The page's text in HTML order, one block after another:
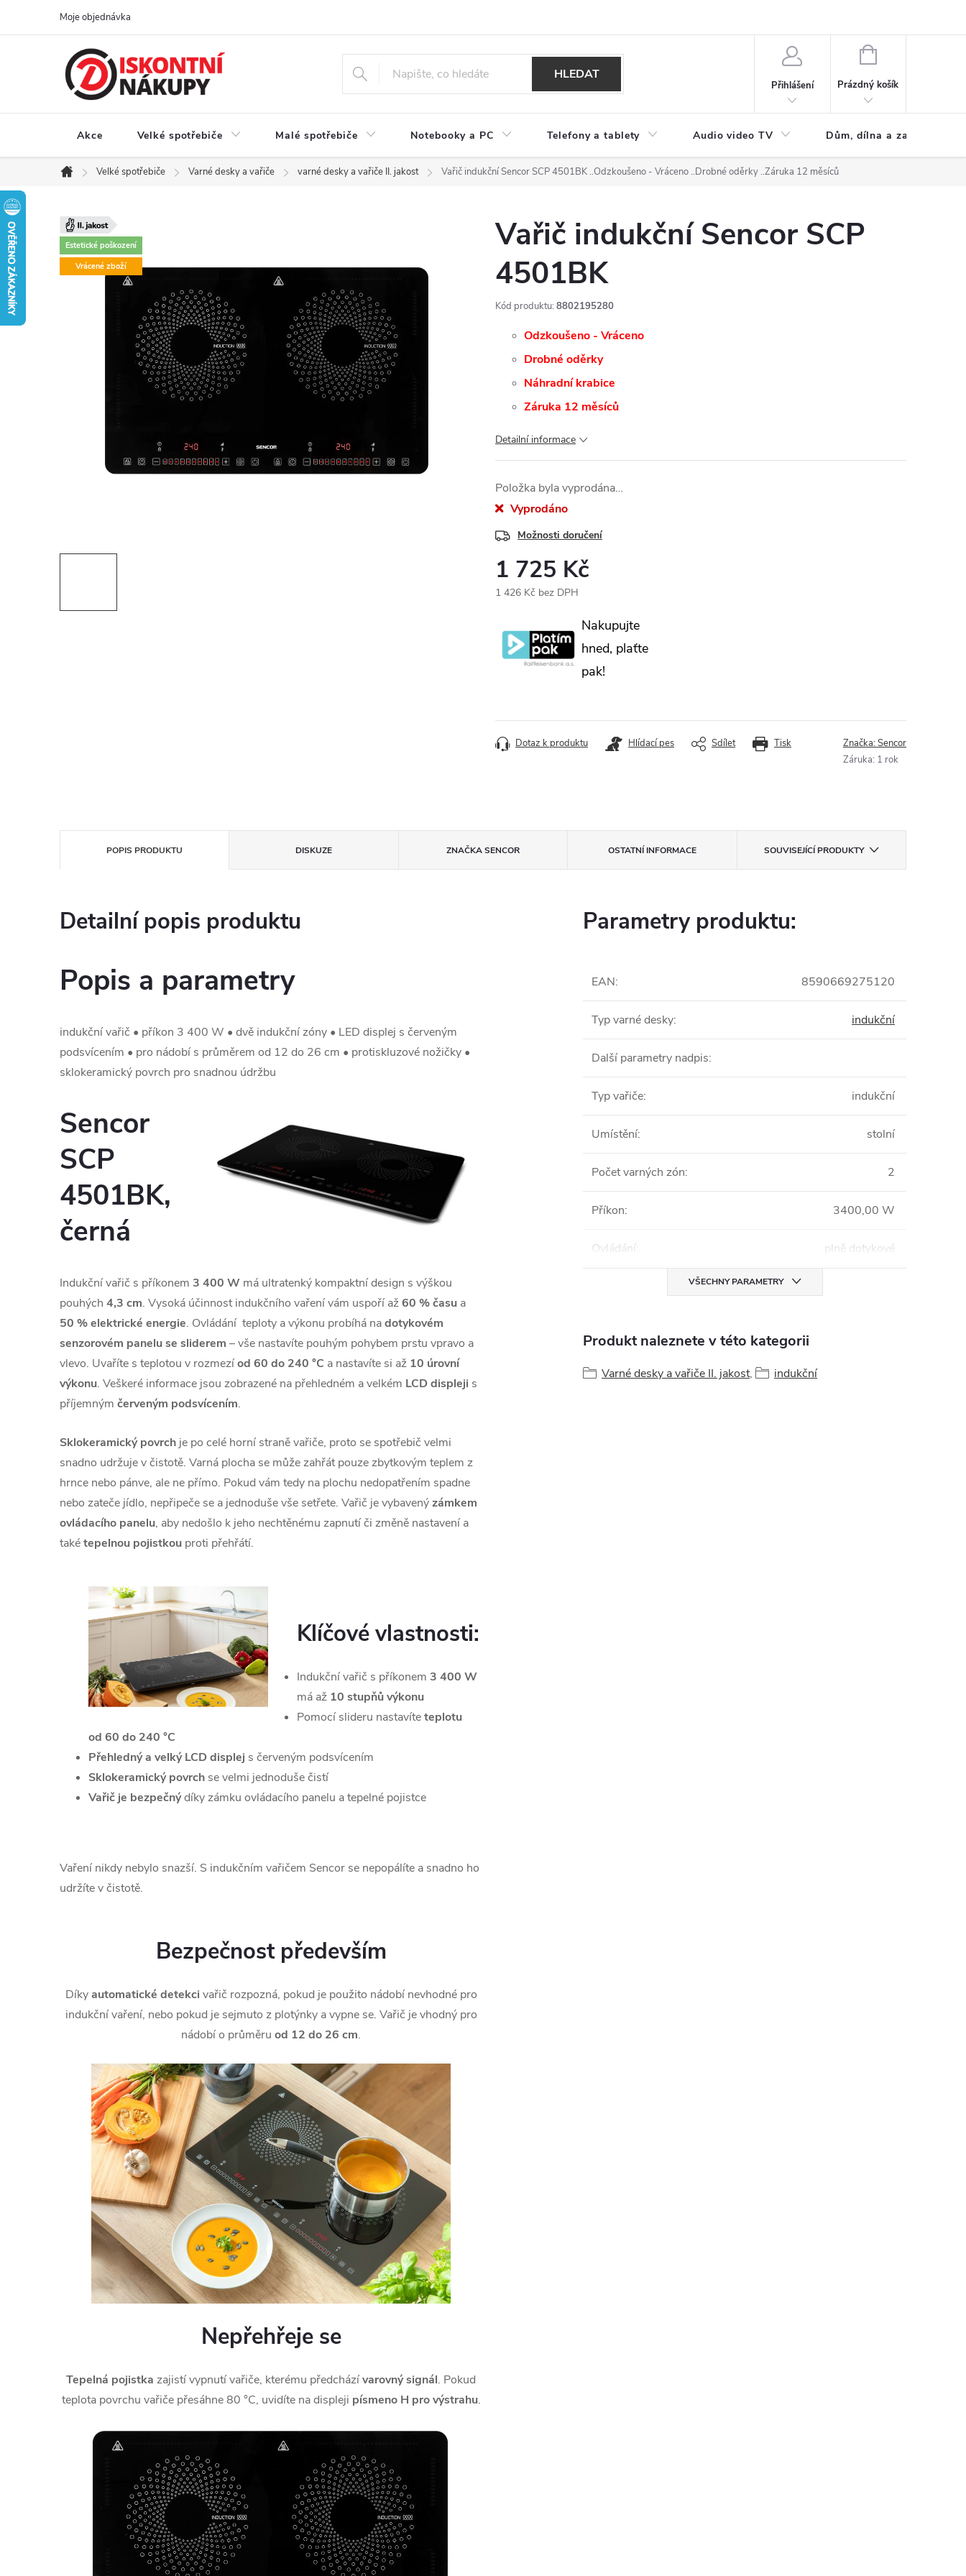
Moje objednávka
HLEDAT
Přihlášení
NÁKUPNÍ
Prázdný košík
Akce Velké spotřebiče Malé spotřebiče Notebooky a PC Telefony a tablety Audio video TV Dům, dílna a zahrada
Domů
Velké spotřebiče Varné desky a vařiče varné desky a vařiče II. jakost Vařič indukční Sencor SCP 4501BK..Odzkoušeno - Vráceno ..Drobné oděrky ..Záruka 12 měsíců
Estetické poškození
Vrácené zboží
Vařič indukční Sencor SCP
4501BK
Kód produktu: 8802195280
Odzkoušeno - Vráceno
Drobné oděrky
Náhradní krabice
Záruka 12 měsíců
Detailní informace
Položka byla vyprodána…
Vyprodáno
Možnosti doručení
1 725 Kč
1 426 Kč bez DPH
Nakupujte
hned, plaťte
pak!
Tisk
Dotaz k produktu Hlídací pes Sdílet Značka:Sencor
Záruka: 1 rok
POPIS PRODUKTU DISKUZE ZNAČKASENCOR OSTATNÍ INFORMACE SOUVISEJÍCÍ PRODUKTY
Detailní popis produktu
Popis a parametry
indukční vařič • příkon 3 400 W • dvě indukční zóny • LED displej s červeným
podsvícením • pro nádobí s průměrem od 12 do 26 cm • protiskluzové nožičky •
sklokeramický povrch pro snadnou údržbu
Sencor
SCP
4501BK,
černá
Indukční vařič s příkonem 3 400 W má ultratenký kompaktní design s výškou
pouhých 4,3 cm. Vysoká účinnost indukčního vaření vám uspoří až60 % času a
50 % elektrické energie. Ovládání teploty a výkonu probíhá nadotykovém
senzorovém paneluse sliderem – vše nastavíte pouhým pohybem prstu vpravo a
vlevo. Uvaříte s teplotou v rozmezíod 60 do 240 °C a nastavíte si až 10 úrovní
výkonu. Veškeré informace jsou zobrazené na přehledném a velkém LCD displeji s
příjemným červeným podsvícením.
Sklokeramický povrch je po celé horní straně vařiče, proto se spotřebič velmi
snadno udržuje v čistotě. Varná plocha se může zahřát pouze zbytkovým teplem z
hrnce nebo pánve, ale ne přímo. Pokud vám tedy na plochu nedopatřením spadne
nebo zateče jídlo, nepřipeče se a jednoduše vše setřete. Vařič je vybavenýzámkem
ovládacího panelu, aby nedošlo k jeho nechtěnému zapnutí či změně nastavení a
takétepelnou pojistkou proti přehřátí.
Klíčové vlastnosti:
Indukční vařič s příkonem 3 400 W
má až 10 stupňů výkonu
Pomocí slideru nastavíteteplotu
od 60 do 240 °C
Přehledný a velký LCD displej s červeným podsvícením
Sklokeramický povrch se velmi jednoduše čistí
Vařič je bezpečnýdíky zámku ovládacího panelu a tepelné pojistce
Vaření nikdy nebylo snazší. S indukčním vařičem Sencor se nepopálíte a snadno ho
udržíte v čistotě.
Bezpečnost především
Díkyautomatické detekci vařič rozpozná, pokud je použito nádobí nevhodné pro
indukční vaření, nebo pokud je sejmuto z plotýnky a vypne se. Vařič je vhodný pro
nádobí o průměru od 12 do 26 cm.
Nepřehřeje se
Tepelná pojistka zajistí vypnutí vařiče, kterému předcházívarovný signál. Pokud
teplota povrchu vařiče přesáhne 80 °C, uvidíte na displeji písmeno H pro výstrahu.
Parametry produktu:
EAN: 8590669275120
Typ varné desky: indukční
Další parametry nadpis:
Typ vařiče: indukční
Umístění: stolní
Počet varných zón: 2
Příkon: 3400,00 W
Ovládání: plně dotykové
VŠECHNY PARAMETRY
Produkt naleznete v této kategorii
Varné desky a vařiče II. jakost, indukční